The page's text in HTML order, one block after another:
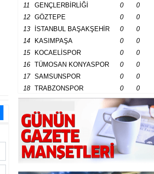
11 GENÇLERBİRLİĞİ 0
0
12
GÖZTEPE 0
0
13
İSTANBUL BAŞAKŞEHİR 0
0
14
KASIMPAŞA 0
0
15
KOCAELİSPOR 0
0
16
TÜMOSAN KONYASPOR 0
0
17
SAMSUNSPOR 0
0
18
TRABZONSPOR 0 0